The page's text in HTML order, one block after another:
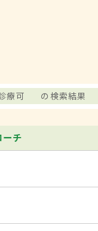
療可 の検索結果
チ